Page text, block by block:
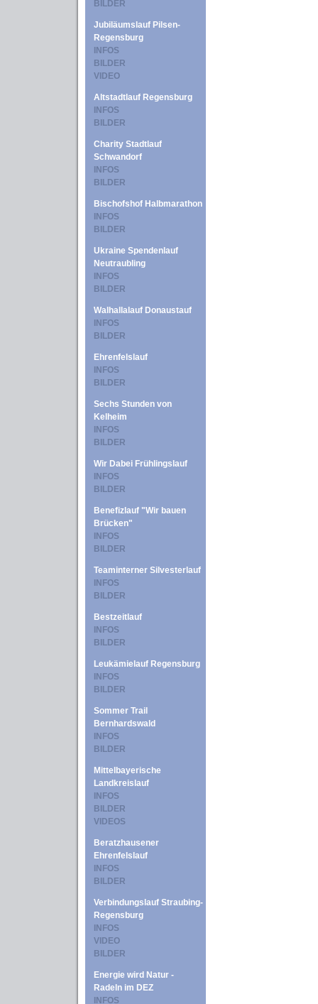
BILDER
Jubiläumslauf Pilsen-
Regensburg
INFOS
BILDER
VIDEO
Altstadtlauf Regensburg
INFOS
BILDER
Charity Stadtlauf
Schwandorf
INFOS
BILDER
Bischofshof Halbmarathon
INFOS
BILDER
Ukraine Spendenlauf
Neutraubling
INFOS
BILDER
Walhallalauf Donaustauf
INFOS
BILDER
Ehrenfelslauf
INFOS
BILDER
Sechs Stunden von
Kelheim
INFOS
BILDER
Wir Dabei Frühlingslauf
INFOS
BILDER
Benefizlauf "Wir bauen
Brücken"
INFOS
BILDER
Teaminterner Silvesterlauf
INFOS
BILDER
Bestzeitlauf
INFOS
BILDER
Leukämielauf Regensburg
INFOS
BILDER
Sommer Trail
Bernhardswald
INFOS
BILDER
Mittelbayerische
Landkreislauf
INFOS
BILDER
VIDEOS
Beratzhausener
Ehrenfelslauf
INFOS
BILDER
Verbindungslauf Straubing-
Regensburg
INFOS
VIDEO
BILDER
Energie wird Natur -
Radeln im DEZ
INFOS